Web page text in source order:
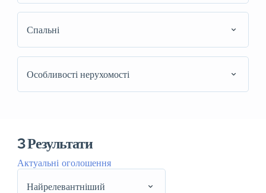
Спальні
Особливості нерухомості
3Результати
Актуальні оголошення
Найрелевантніший